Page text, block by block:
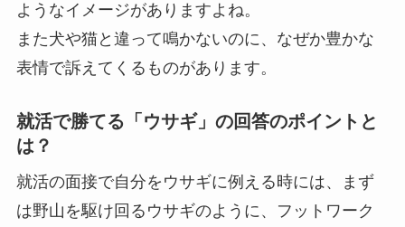
ようなイメージがありますよね。
また犬や猫と違って鳴かないのに、なぜか豊かな
表情で訴えてくるものがあります。
就活で勝てる「ウサギ」の回答のポイントと
は？
就活の面接で自分をウサギに例える時には、まず
は野山を駆け回るウサギのように、フットワーク